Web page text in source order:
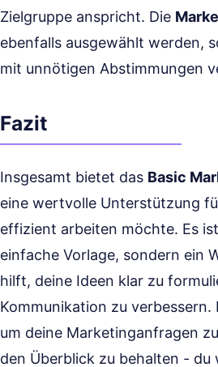
Zielgruppe anspricht. Die
ebenfalls ausgewählt werden,
mit unnötigen Abstimmungen
Fazit
Insgesamt bietet das Basic
eine wertvolle Unterstützung
effizient arbeiten möchte. Es
einfache Vorlage, sondern ein
hilft, deine Ideen klar zu
Kommunikation zu verbessern.
um deine Marketinganfragen
den Überblick zu behalten - du